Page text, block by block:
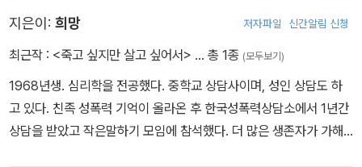
지은이: 희망 저자파일 신간알림 신청
최근작 : <죽고 싶지만 살고 싶어서> … 총 1종 (모두보기)
1968년생. 심리학을 전공했다. 중학교 상담사이며, 성인 상담도 하
고 있다. 친족 성폭력 기억이 올라온 후 한국성폭력상담소에서 1년간
상담을 받았고 작은말하기 모임에 참석했다. 더 많은 생존자가 가해